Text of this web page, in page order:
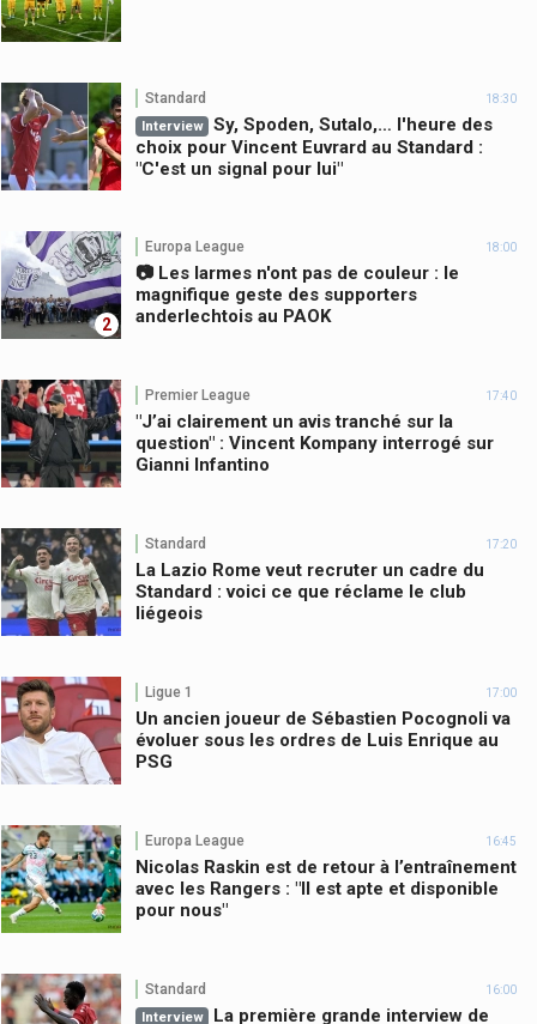
Standard 18:30
Interview
Sy, Spoden, Sutalo,… l'heure des
choix pour Vincent Euvrard au Standard :
"C'est un signal pour lui"
2
Europa League 18:00
📷 Les larmes n'ont pas de couleur : le
magnifique geste des supporters
anderlechtois au PAOK
Premier League 17:40
"J’ai clairement un avis tranché sur la
question" : Vincent Kompany interrogé sur
Gianni Infantino
Standard 17:20
La Lazio Rome veut recruter un cadre du
Standard : voici ce que réclame le club
liégeois
Ligue 1 17:00
Un ancien joueur de Sébastien Pocognoli va
évoluer sous les ordres de Luis Enrique au
PSG
Europa League 16:45
Nicolas Raskin est de retour à l’entraînement
avec les Rangers : "Il est apte et disponible
pour nous"
Standard 16:00
Interview
La première grande interview de